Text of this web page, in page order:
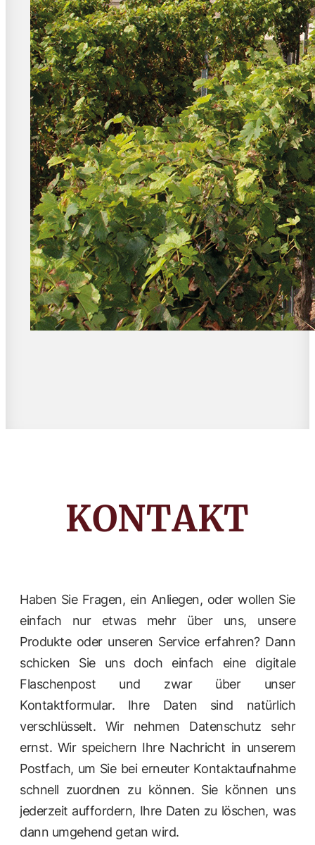
KONTAKT
Haben Sie Fragen, ein Anliegen, oder wollen Sie
einfach nur etwas mehr über uns, unsere
Produkte oder unseren Service erfahren? Dann
schicken Sie uns doch einfach eine digitale
Flaschenpost und zwar über unser
Kontaktformular. Ihre Daten sind natürlich
verschlüsselt. Wir nehmen Datenschutz sehr
ernst. Wir speichern Ihre Nachricht in unserem
Postfach, um Sie bei erneuter Kontaktaufnahme
schnell zuordnen zu können. Sie können uns
jederzeit auffordern, Ihre Daten zu löschen, was
dann umgehend getan wird.